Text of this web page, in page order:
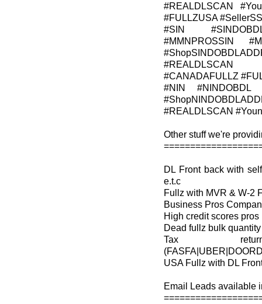
#REALDLSCAN
#FULLZUSA
#SIN
#MMNPROSSIN
#REALDLSCAN
#CANADAFULLZ
#NIN #NINDOBDL
#REALDLSCAN
Other stuff we're
DL Front back with
e.t.c
Fullz with MVR & W-2
Business Pros
High credit scores pros
Dead fullz bulk quantity
Tax
USA Fullz with DL
Email Leads available